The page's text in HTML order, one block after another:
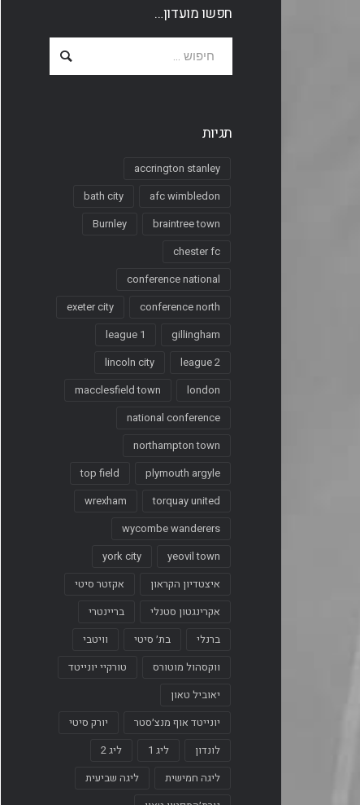
חפשו מועדון…
תגיות
accrington stanley
afc wimbledon
bath city
braintree town
Burnley
chester fc
conference national
conference north
exeter city
gillingham
league 1
league 2
lincoln city
london
macclesfield town
national conference
northampton town
plymouth argyle
top field
torquay united
wrexham
wycombe wanderers
yeovil town
york city
איצטדיון הקראון
אקזטר סיטי
אקרינגטון סטנלי
בריינטרי
ברנלי
בת׳ סיטי
וויטבי
ווקסהול מוטורס
טורקיי יונייטד
יאוביל טאון
יונייטד אוף מנצ׳סטר
יורק סיטי
לונדון
ליג 1
ליג 2
ליגה חמישית
ליגה שביעית